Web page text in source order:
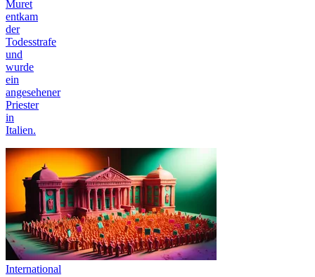
Muret
entkam
der
Todesstrafe
und
wurde
ein
angesehener
Priester
in
Italien.
International